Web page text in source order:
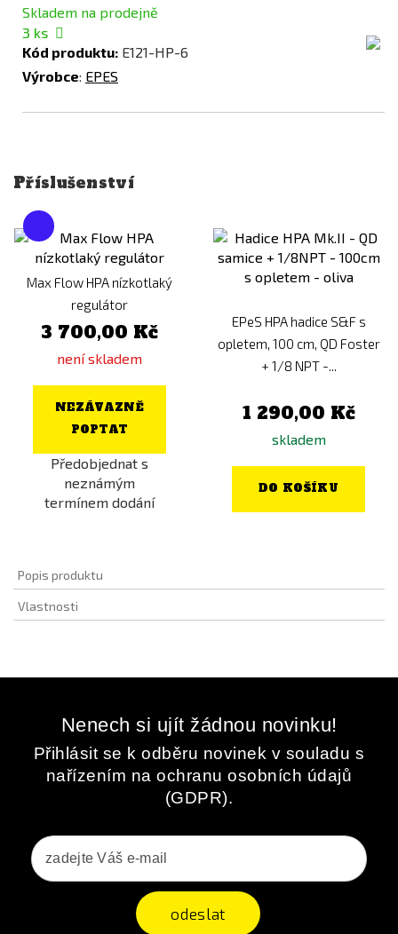
Skladem na prodejně
3 ks
Kód produktu: E121-HP-6
Výrobce: EPES
Příslušenství
Max Flow HPA nízkotlaký
regulátor
3 700,00 Kč
není skladem
NEZÁVAZNĚ
POPTAT
Předobjednat s
neznámým
termínem dodání
EPeS HPA hadice S&F s
opletem, 100 cm, QD Foster
+ 1/8 NPT -...
1 290,00 Kč
skladem
DO KOŠÍKU
Popis produktu
Vlastnosti
Nenech si ujít žádnou novinku!
Přihlásit se k odběru novinek v souladu s
nařízením na ochranu osobních údajů
(GDPR).
odeslat